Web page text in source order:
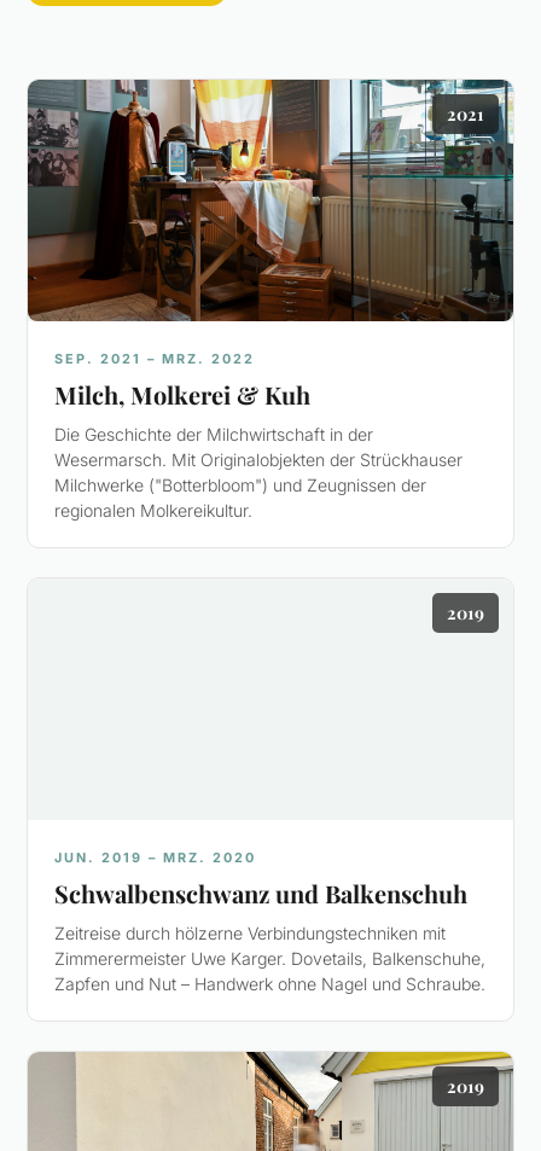
2021
SEP. 2021 – MRZ. 2022
Milch, Molkerei & Kuh
Die Geschichte der Milchwirtschaft in der
Wesermarsch. Mit Originalobjekten der Strückhauser
Milchwerke ("Botterbloom") und Zeugnissen der
regionalen Molkereikultur.
2019
JUN. 2019 – MRZ. 2020
Schwalbenschwanz und Balkenschuh
Zeitreise durch hölzerne Verbindungstechniken mit
Zimmerermeister Uwe Karger. Dovetails, Balkenschuhe,
Zapfen und Nut – Handwerk ohne Nagel und Schraube.
2019